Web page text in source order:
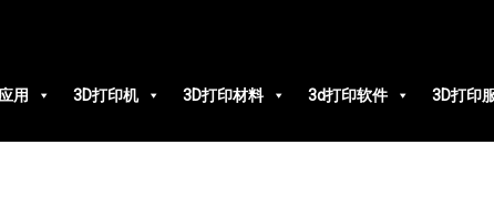
用
3D打印机 3D打印材料 3d打印软件 3D打印